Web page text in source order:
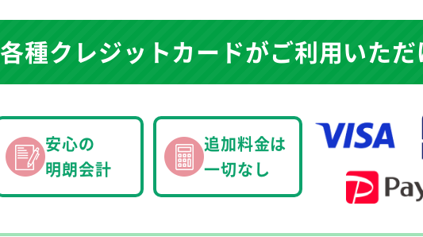
各種クレジットカードがご利用いた
安心の
明朗会計
追加料金は
一切なし